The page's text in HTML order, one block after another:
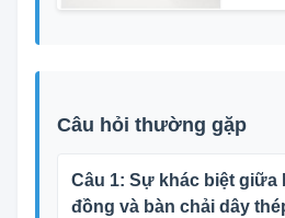
Câu hỏi thường gặp
Câu 1: Sự khác biệt giữa
đồng và bàn chải dây